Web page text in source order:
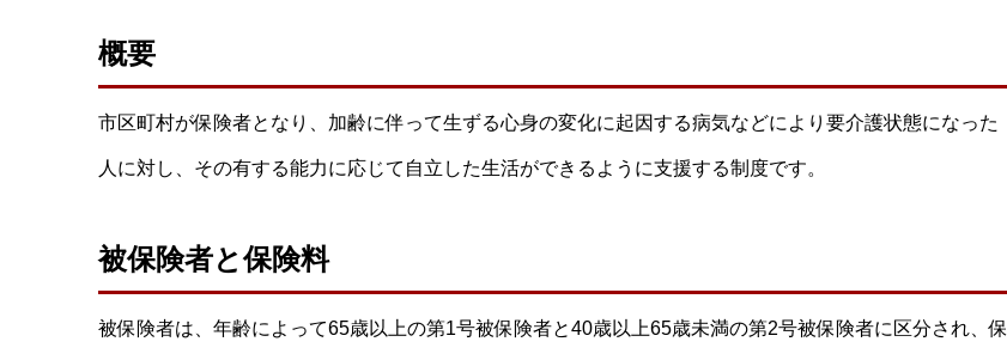
概要
市区町村が保険者となり、加齢に伴って生ずる心身の変化に起因する病気などにより要介護状態になった
人に対し、その有する能力に応じて自立した生活ができるように支援する制度です。
被保険者と保険料
被保険者は、年齢によって65歳以上の第1号被保険者と40歳以上65歳未満の第2号被保険者に区分され、保